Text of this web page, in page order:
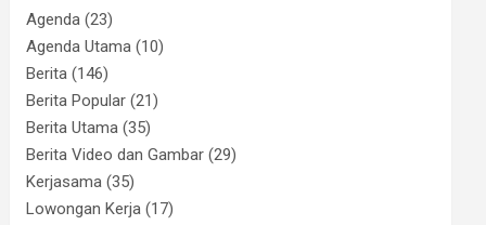
Agenda (23)
Agenda Utama (10)
Berita (146)
Berita Popular (21)
Berita Utama (35)
Berita Video dan Gambar (29)
Kerjasama (35)
Lowongan Kerja (17)